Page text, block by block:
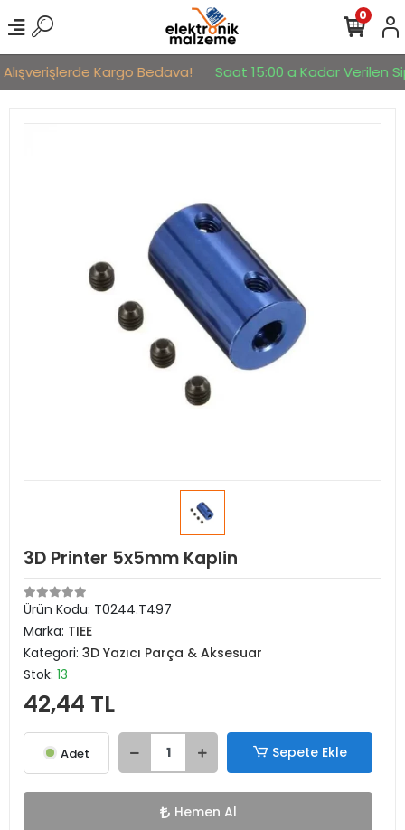
Kargo Bedava! Saat 15:00 a Kadar Verilen
0
3D Printer 5x5mm Kaplin
Ürün Kodu: T0244.T497
Marka: TIEE
Kategori: 3D Yazıcı Parça & Aksesuar
Stok: 13
42,44 TL
Adet Sepete Ekle
Hemen Al